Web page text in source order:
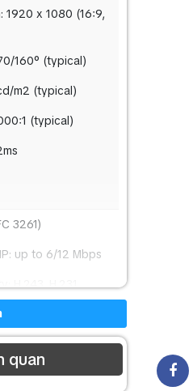
1920 x 1080 (16:9,
160° (typical)
m2 (typical)
(typical)
3261)
up to 6/12 Mbps
H.243, H.231
1080p
content
quan